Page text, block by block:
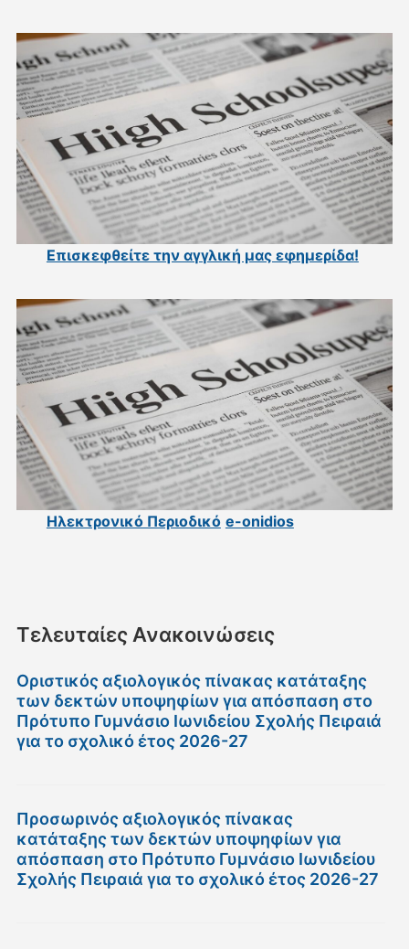
Επισκεφθείτε την αγγλική μας εφημερίδα!
Ηλεκτρονικό Περιοδικό e-onidios
Τελευταίες Ανακοινώσεις
Οριστικός αξιολογικός πίνακας κατάταξης
των δεκτών υποψηφίων για απόσπαση στο
Πρότυπο Γυμνάσιο Ιωνιδείου Σχολής Πειραιά
για το σχολικό έτος 2026-27
Προσωρινός αξιολογικός πίνακας
κατάταξης των δεκτών υποψηφίων για
απόσπαση στο Πρότυπο Γυμνάσιο Ιωνιδείου
Σχολής Πειραιά για το σχολικό έτος 2026-27